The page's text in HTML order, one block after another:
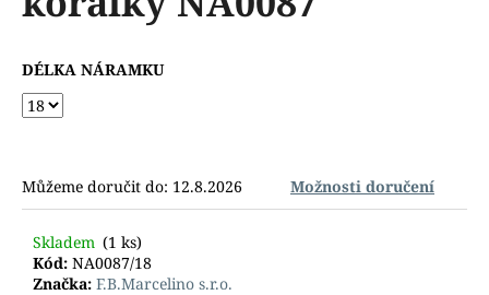
z
DÉLKA NÁRAMKU
Můžeme doručit do: 12.8.2026 Možnosti doručení
Skladem (1 ks)
Kód: NA0087/18
Značka: F.B.Marcelino s.r.o.
e
m
e